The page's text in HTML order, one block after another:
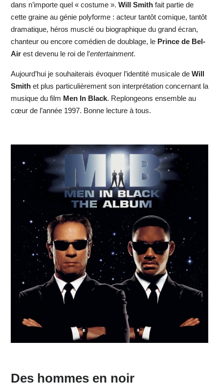
dans n’importe quel « costume ». Will Smithfait partie de
cette graine au génie polyforme : acteur tantôt comique, tantôt
dramatique, héros musclé ou biographique du grand écran,
chanteur ou encore comédien de doublage, le Prince de Bel-
Airest devenu le roi de l’entertainment.
Aujourd’hui je souhaiterais évoquer l’identité musicale de Will
Smithet plus particulièrement son interprétation concernant la
musique du film Men In Black. Replongeons ensemble au
cœur de l’année 1997. Bonne lecture à tous.
Des hommes en noir